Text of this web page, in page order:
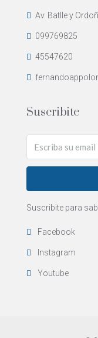
Av. Batlle y
099769825
45547620
Suscribite
Suscribite para
Facebook
Instagram
Youtube